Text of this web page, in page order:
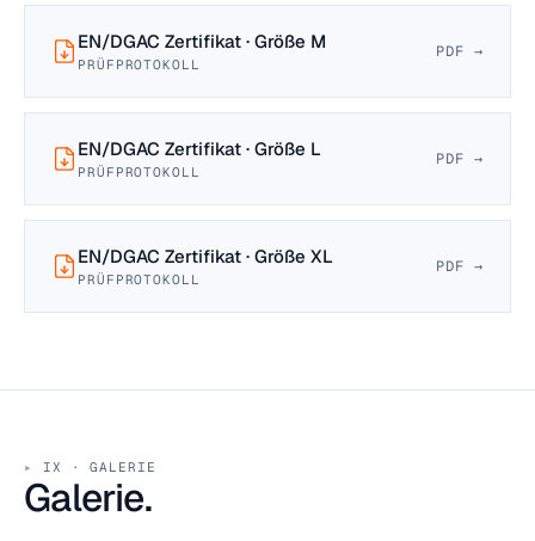
EN/DGAC Zertifikat · Größe M
PRÜFPROTOKOLL
PDF →
EN/DGAC Zertifikat · Größe L
PRÜFPROTOKOLL
PDF →
EN/DGAC Zertifikat · Größe XL
PRÜFPROTOKOLL
PDF →
IX · GALERIE
Galerie.